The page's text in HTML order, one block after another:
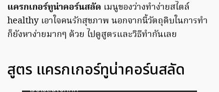
แครกเกอร์ทูน่าคอร์นสลัด เมนูของว่างทำง่ายสไตล์
healthy เอาใจคนรักสุขภาพ นอกจากนี้วัตถุดิบในการทำ
ก็ยังหาง่ายมากๆ ด้วย ไปดูสูตรและวิธีทำกันเลย
สูตร แครกเกอร์ทูน่าคอร์นสลัด